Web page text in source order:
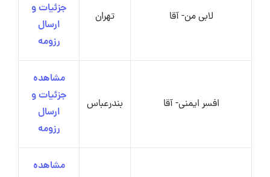
لابی من- آقا تهران
جزئیات و
ارسال
رزومه
افسر ایمنی- آقا بندرعباس
مشاهده
جزئیات و
ارسال
رزومه
مشاهده